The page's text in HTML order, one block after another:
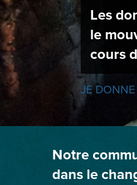
Les
le
cours
JE
Notre
dans le